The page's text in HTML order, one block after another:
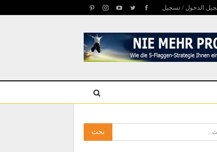
الدخول / تسجيل